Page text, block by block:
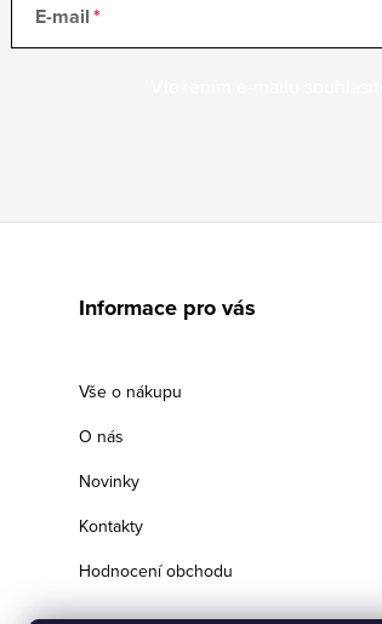
E-mail
Informace pro vás
Vše o nákupu
O nás
Novinky
Kontakty
Hodnocení obchodu